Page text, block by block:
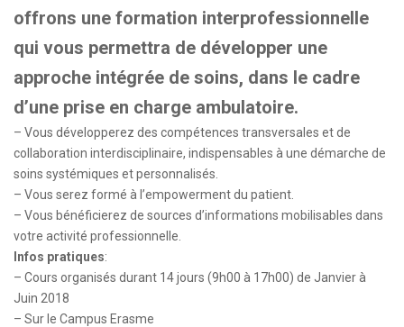
offrons une formation interprofessionnelle
qui vous permettra de développer une
approche intégrée de soins, dans le cadre
d’une prise en charge ambulatoire.
– Vous développerez des compétences transversales et de
collaboration interdisciplinaire, indispensables à une démarche de
soins systémiques et personnalisés.
– Vous serez formé à l’empowerment du patient.
– Vous bénéficierez de sources d’informations mobilisables dans
votre activité professionnelle.
Infos pratiques:
– Cours organisés durant 14 jours (9h00 à 17h00) de Janvier à
Juin 2018
– Sur le Campus Erasme